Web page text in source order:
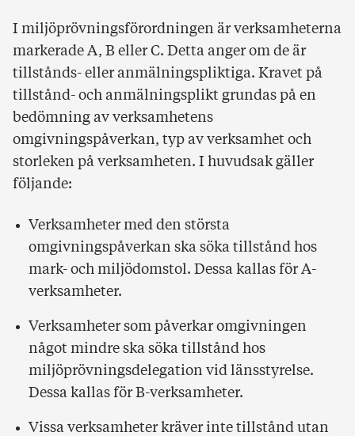
I miljöprövningsförordningen är verksamheterna
markerade A, B eller C. Detta anger om de är
tillstånds- eller anmälningspliktiga. Kravet på
tillstånd- och anmälningsplikt grundas på en
bedömning av verksamhetens
omgivningspåverkan, typ av verksamhet och
storleken på verksamheten. I huvudsak gäller
följande:
Verksamheter med den största
omgivningspåverkan ska söka tillstånd hos
mark- och miljödomstol. Dessa kallas för A-
verksamheter.
Verksamheter som påverkar omgivningen
något mindre ska söka tillstånd hos
miljöprövningsdelegation vid länsstyrelse.
Dessa kallas för B-verksamheter.
Vissa verksamheter kräver inte tillstånd utan